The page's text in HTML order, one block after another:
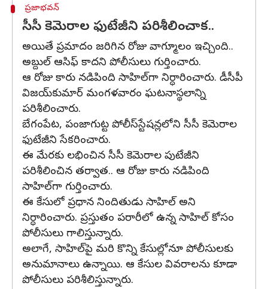
ప్రజాభవన్
సీసీ కెమెరాల ఫుటేజీని పరిశీలించాక..
అయితే ప్రమాదం జరిగిన రోజు వాగ్మూలం ఇచ్చింది..
అబ్దుల్‌ ఆసిఫ్‌ కాదని పోలీసులు గుర్తించారు.
ఆ రోజు కారు నడిపింది సాహిల్‌గా నిర్ధారించారు. డీసీపీ
విజయ్‌కుమార్‌ మంగళవారం ఘటనాస్థలాన్ని
పరిశీలించారు.
బేగంపేట, పంజాగుట్ట పోలీస్‌స్టేషన్లలోని సీసీ కెమెరాల
ఫుటేజీని సేకరించారు.
ఈ మేరకు లభించిన సీసీ కెమెరాల పుటేజీని
పరిశీలించిన తర్వాత.. ఆ రోజు కారు నడిపింది
సాహిల్‌గా గుర్తించారు.
ఈ కేసులో ప్రధాన నిందితుడు సాహిల్‌ అని
నిర్ధారించారు. ప్రస్తుతం పరారీలో ఉన్న సాహిల్ కోసం
పోలీసులు గాలిస్తున్నారు.
అలాగే, సాహిల్‌పై మరి కొన్ని కేసుల్లోనూ పోలీసులకు
అనుమానాలు ఉన్నాయి. ఆ కేసుల వివరాలను కూడా
పోలీసులు పరిశీలిస్తున్నారు.